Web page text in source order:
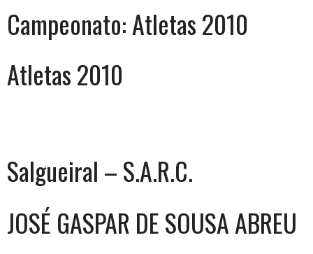
Campeonato:Atletas 2010
Atletas 2010
Salgueiral – S.A.R.C.
JOSÉ GASPAR DE SOUSA ABREU